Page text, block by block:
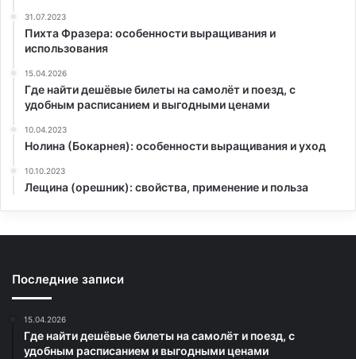
31.07.2023
Пихта Фразера: особенности выращивания и
использования
15.04.2026
Где найти дешёвые билеты на самолёт и поезд, с
удобным расписанием и выгодными ценами
10.04.2023
Нолина (Бокарнея): особенности выращивания и уход
10.10.2023
Лещина (орешник): свойства, применение и польза
Последние записи
15.04.2026
Где найти дешёвые билеты на самолёт и поезд, с
удобным расписанием и выгодными ценами